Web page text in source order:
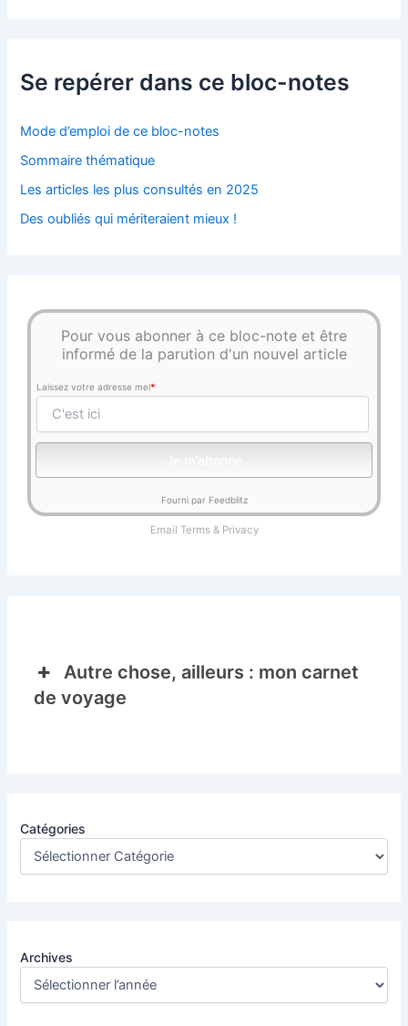
Se repérer dans ce bloc-notes
Mode d’emploi de ce bloc-notes
Sommaire thématique
Les articles les plus consultés en 2025
Des oubliés qui mériteraient mieux !
Pour vous abonner à ce bloc-note et être
informé de la parution d'un nouvel article
Laissez votre adresse mel*
Fourni par Feedblitz
Email Terms& Privacy
Autre chose, ailleurs : mon carnet
de voyage
Catégories
Archives